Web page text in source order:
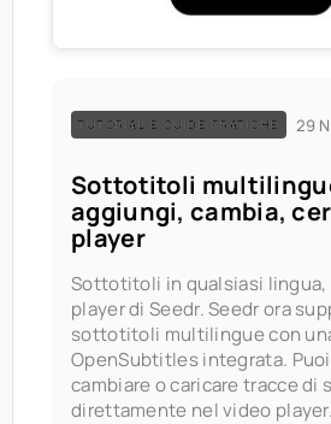
TUTORIAL E GUIDE PRATICHE 29
Sottotitoli
aggiungi, cambia,
player
Sottotitoli in qualsiasi
player di Seedr. Seedr ora
sottotitoli multilingue con
OpenSubtitles integrata.
cambiare o caricare tracce
direttamente nel video